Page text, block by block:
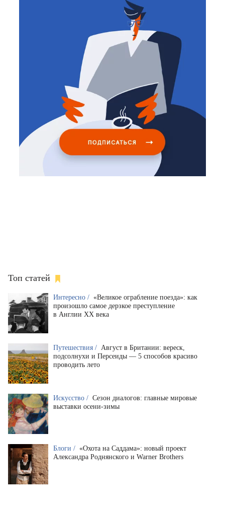
Топ статей
Интересно / «Великое ограбление поезда»: как
произошло самое дерзкое преступление
в Англии XX века
Путешествия / Август в Британии: вереск,
подсолнухи и Персеиды — 5 способов красиво
проводить лето
Искусство / Сезон диалогов: главные мировые
выставки осени-зимы
Блоги / «Охота на Саддама»: новый проект
Александра Роднянского и Warner Brothers